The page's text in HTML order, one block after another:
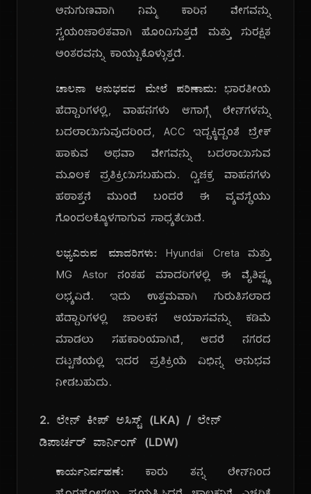
ಅನುಗುಣವಾಗಿ ನಿಮ್ಮ ಕಾರಿನ ವೇಗವನ್ನು
ಸ್ವಯಂಚಾಲಿತವಾಗಿ ಹೊಂದಿಸುತ್ತದೆ ಮತ್ತು ಸುರಕ್ಷಿತ
ಅಂತರವನ್ನು ಕಾಯ್ದುಕೊಳ್ಳುತ್ತದೆ.
ಚಾಲನಾ ಅನುಭವದ ಮೇಲೆ ಪರಿಣಾಮ: ಭಾರತೀಯ
ಹೆದ್ದಾರಿಗಳಲ್ಲಿ, ವಾಹನಗಳು ಆಗಾಗ್ಗೆ ಲೇನ್‌ಗಳನ್ನು
ಬದಲಾಯಿಸುವುದರಿಂದ, ACC ಇದ್ದಕ್ಕಿದ್ದಂತೆ ಬ್ರೇಕ್
ಹಾಕುವ ಅಥವಾ ವೇಗವನ್ನು ಬದಲಾಯಿಸುವ
ಮೂಲಕ ಪ್ರತಿಕ್ರಿಯಿಸಬಹುದು. ದ್ವಿಚಕ್ರ ವಾಹನಗಳು
ಹಠಾತ್ತನೆ ಮುಂದೆ ಬಂದರೆ ಈ ವ್ಯವಸ್ಥೆಯು
ಗೊಂದಲಕ್ಕೊಳಗಾಗುವ ಸಾಧ್ಯತೆಯಿದೆ.
ಲಭ್ಯವಿರುವ ಮಾದರಿಗಳು: Hyundai Creta ಮತ್ತು
MG Astor ನಂತಹ ಮಾದರಿಗಳಲ್ಲಿ ಈ ವೈಶಿಷ್ಟ್ಯ
ಲಭ್ಯವಿದೆ. ಇದು ಉತ್ತಮವಾಗಿ ಗುರುತಿಸಲಾದ
ಹೆದ್ದಾರಿಗಳಲ್ಲಿ ಚಾಲಕನ ಆಯಾಸವನ್ನು ಕಡಿಮೆ
ಮಾಡಲು ಸಹಕಾರಿಯಾಗಿದೆ, ಆದರೆ ನಗರದ
ದಟ್ಟಣೆಯಲ್ಲಿ ಇದರ ಪ್ರತಿಕ್ರಿಯೆ ವಿಭಿನ್ನ ಅನುಭವ
ನೀಡಬಹುದು.
2. ಲೇನ್ ಕೀಪ್ ಅಸಿಸ್ಟ್ (LKA) / ಲೇನ್
ಡಿಪಾರ್ಚರ್ ವಾರ್ನಿಂಗ್ (LDW)
ಕಾರ್ಯನಿರ್ವಹಣೆ: ಕಾರು ತನ್ನ ಲೇನ್‌ನಿಂದ